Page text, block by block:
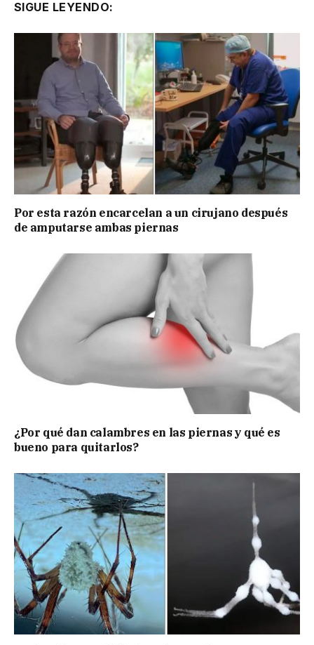
SIGUE LEYENDO:
Por esta razón encarcelan a un cirujano después
de amputarse ambas piernas
¿Por qué dan calambres en las piernas y qué es
bueno para quitarlos?